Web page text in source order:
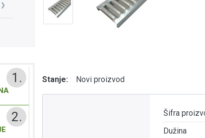
1.
2.
Stanje: Novi proizvod
Šifra
Dužina